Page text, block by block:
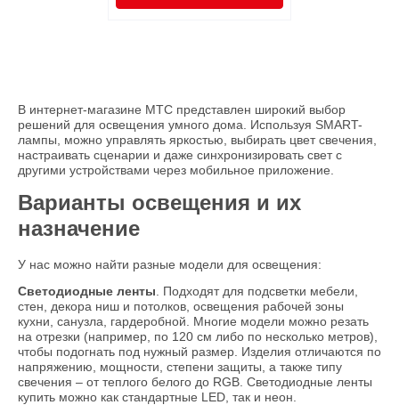
В интернет-магазине МТС представлен широкий выбор
решений для освещения умного дома. Используя SMART-
лампы, можно управлять яркостью, выбирать цвет свечения,
настраивать сценарии и даже синхронизировать свет с
другими устройствами через мобильное приложение.
Варианты освещения и их
назначение
У нас можно найти разные модели для освещения:
Светодиодные ленты. Подходят для подсветки мебели,
стен, декора ниш и потолков, освещения рабочей зоны
кухни, санузла, гардеробной. Многие модели можно резать
на отрезки (например, по 120 см либо по несколько метров),
чтобы подогнать под нужный размер. Изделия отличаются по
напряжению, мощности, степени защиты, а также типу
свечения – от теплого белого до RGB. Светодиодные ленты
купить можно как стандартные LED, так и неон.